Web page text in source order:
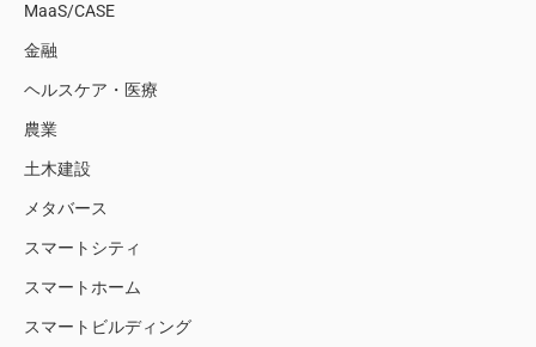
MaaS/CASE
金融
ヘルスケア・医療
農業
土木建設
メタバース
スマートシティ
スマートホーム
スマートビルディング